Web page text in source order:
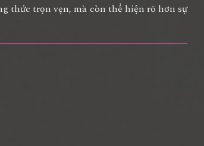
thức trọn vẹn, mà còn thể hiện rõ hơn sự